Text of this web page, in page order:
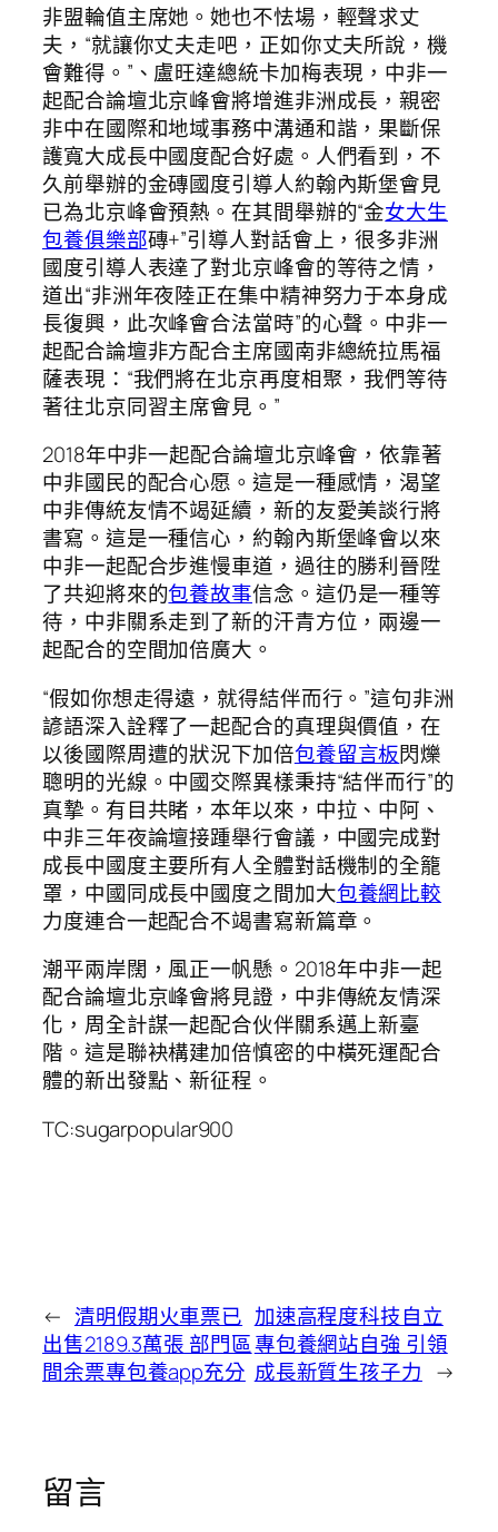
非盟輪值主席她。她也不怯場，輕聲求丈
夫，“就讓你丈夫走吧，正如你丈夫所說，機
會難得。”、盧旺達總統卡加梅表現，中非一
起配合論壇北京峰會將增進非洲成長，親密
非中在國際和地域事務中溝通和諧，果斷保
護寬大成長中國度配合好處。人們看到，不
久前舉辦的金磚國度引導人約翰內斯堡會見
已為北京峰會預熱。在其間舉辦的“金女大生
包養俱樂部磚+”引導人對話會上，很多非洲
國度引導人表達了對北京峰會的等待之情，
道出“非洲年夜陸正在集中精神努力于本身成
長復興，此次峰會合法當時”的心聲。中非一
起配合論壇非方配合主席國南非總統拉馬福
薩表現：“我們將在北京再度相聚，我們等待
著往北京同習主席會見。”
2018年中非一起配合論壇北京峰會，依靠著
中非國民的配合心愿。這是一種感情，渴望
中非傳統友情不竭延續，新的友愛美談行將
書寫。這是一種信心，約翰內斯堡峰會以來
中非一起配合步進慢車道，過往的勝利晉陞
了共迎將來的包養故事信念。這仍是一種等
待，中非關系走到了新的汗青方位，兩邊一
起配合的空間加倍廣大。
“假如你想走得遠，就得結伴而行。”這句非洲
諺語深入詮釋了一起配合的真理與價值，在
以後國際周遭的狀況下加倍包養留言板閃爍
聰明的光線。中國交際異樣秉持“結伴而行”的
真摯。有目共睹，本年以來，中拉、中阿、
中非三年夜論壇接踵舉行會議，中國完成對
成長中國度主要所有人全體對話機制的全籠
罩，中國同成長中國度之間加大包養網比較
力度連合一起配合不竭書寫新篇章。
潮平兩岸闊，風正一帆懸。2018年中非一起
配合論壇北京峰會將見證，中非傳統友情深
化，周全計謀一起配合伙伴關系邁上新臺
階。這是聯袂構建加倍慎密的中橫死運配合
體的新出發點、新征程。
TC:sugarpopular900
← 清明假期火車票已
出售2189.3萬張 部門區
間余票專包養app充分
加速高程度科技自立
專包養網站自強 引領
成長新質生孩子力 →
留言